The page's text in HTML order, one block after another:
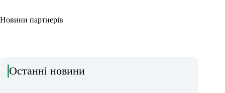
Новини партнерів
Останні новини